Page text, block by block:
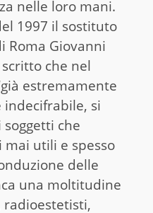
nelle loro mani.
1997 il sostituto
Roma Giovanni
che nel
estremamente
indecifrabile, si
che
utili e spesso
delle
una moltitudine
radioestetisti,